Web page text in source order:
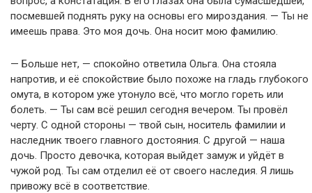
посмевшей поднять руку на основы его мироздания. — Ты не
имеешь права. Это моя дочь. Она носит мою фамилию.
— Больше нет, — спокойно ответила Ольга. Она стояла
напротив, и её спокойствие было похоже на гладь глубокого
омута, в котором уже утонуло всё, что могло гореть или
болеть. — Ты сам всё решил сегодня вечером. Ты провёл
черту. С одной стороны — твой сын, носитель фамилии и
наследник твоего главного достояния. С другой — наша
дочь. Просто девочка, которая выйдет замуж и уйдёт в
чужой род. Ты сам отделил её от своего наследия. Я лишь
привожу всё в соответствие.